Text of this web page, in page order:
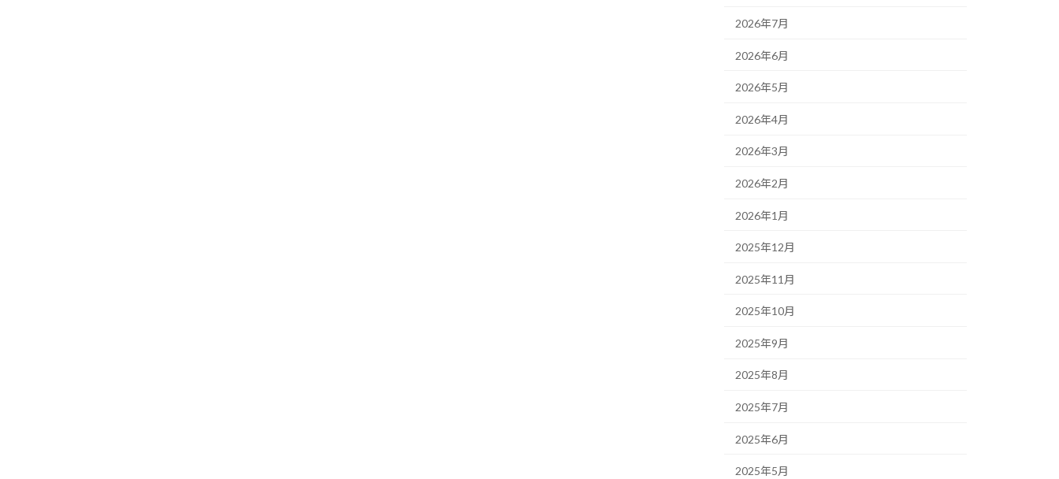
2026年7月
2026年6月
2026年5月
2026年4月
2026年3月
2026年2月
2026年1月
2025年12月
2025年11月
2025年10月
2025年9月
2025年8月
2025年7月
2025年6月
2025年5月